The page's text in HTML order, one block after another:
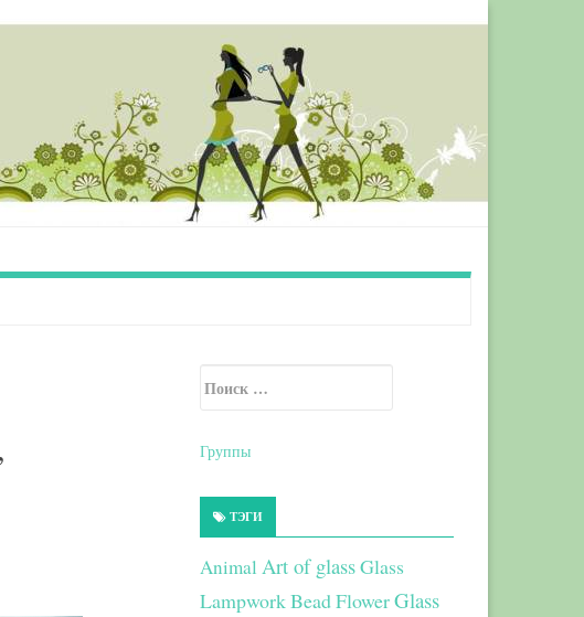
Secondary Sidebar
Группы
ТЭГИ
Animal Art of glassGlass
Lampwork Bead FlowerGlass